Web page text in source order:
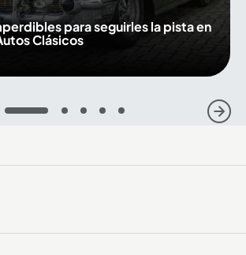
para seguirles la pista en
Clásicos
1 2 3 4 5